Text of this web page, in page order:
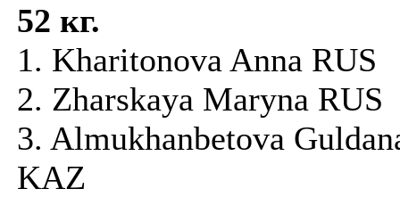
52 кг.
1. Kharitonova Anna RUS
2. Zharskaya Maryna RUS
3. Almukhanbetova
KAZ